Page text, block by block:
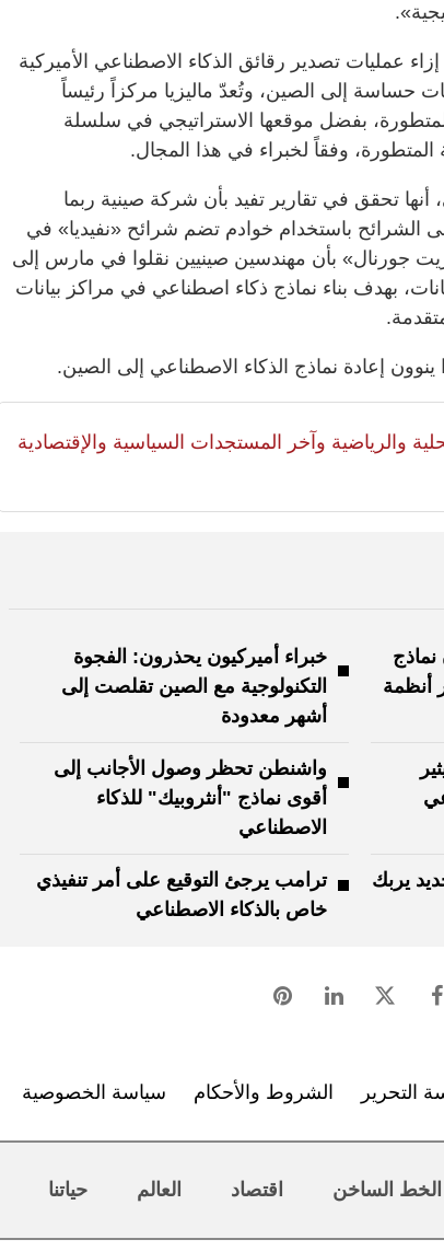
عمليات تصدير رقائق الذكاء الاصطناعي الأميركية
حساسة إلى الصين، وتُعدّ ماليزيا مركزاً رئيساً
بفضل موقعها الاستراتيجي في سلسلة
المتطورة، وفقاً لخبراء في هذا المجال.
أنها تحقق في تقارير تفيد بأن شركة صينية ربما
الشرائح باستخدام خوادم تضم شرائح «نفيديا» في
جورنال» بأن مهندسين صينيين نقلوا في مارس إلى
بهدف بناء نماذج ذكاء اصطناعي في مراكز بيانات
ينوون إعادة نماذج الذكاء الاصطناعي إلى الصين.
والرياضية وآخر المستجدات السياسية والإقتصادية
أنظمة
خبراء أميركيون يحذرون: الفجوة
التكنولوجية مع الصين تقلصت إلى
أشهر معدودة
يثير
واشنطن تحظر وصول الأجانب إلى
أقوى نماذج "أنثروبيك" للذكاء
الاصطناعي
يربك
ترامب يرجئ التوقيع على أمر تنفيذي
خاص بالذكاء الاصطناعي
التحرير الشروط والأحكام سياسة الخصوصية
الخط الساخن اقتصاد العالم حياتنا